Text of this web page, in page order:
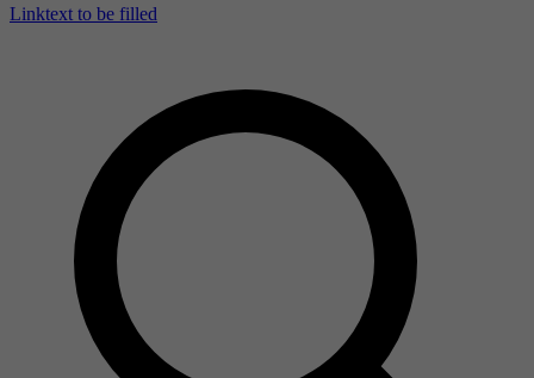
Linktext to be filled